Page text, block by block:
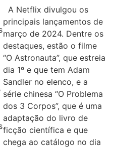
A Netflix divulgou os
principais lançamentos de
março de 2024. Dentre os
destaques, estão o filme
“O Astronauta”, que estreia
dia 1º e que tem Adam
Sandler no elenco, e a
série chinesa “O Problema
dos 3 Corpos”, que é uma
adaptação do livro de
ficção científica e que
chega ao catálogo no dia